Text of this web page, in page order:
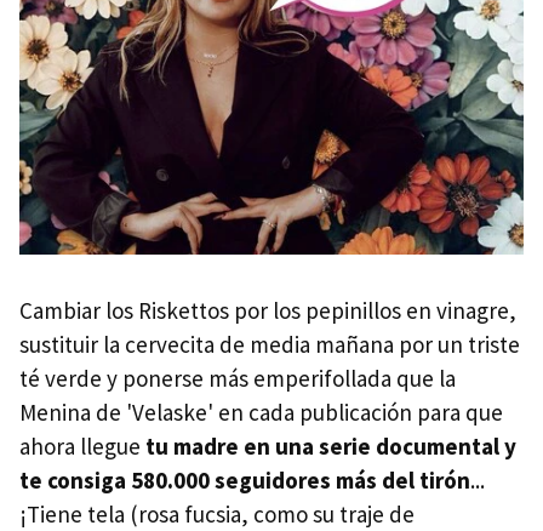
Cambiar los Riskettos por los pepinillos en vinagre,
sustituir la cervecita de media mañana por un triste
té verde y ponerse más emperifollada que la
Menina de 'Velaske' en cada publicación para que
ahora llegue tu madre en una serie documental y
te consiga 580.000 seguidores más del tirón...
¡Tiene tela (rosa fucsia, como su traje de